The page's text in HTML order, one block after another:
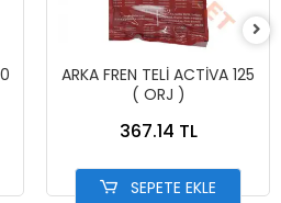
ARKA FREN TELİ ACTİVA 125
( ORJ )
367.14 TL
SEPETE EKLE